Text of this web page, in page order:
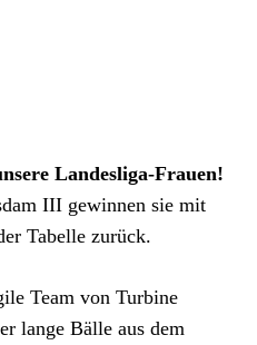
Landesliga-Frauen!
III gewinnen sie mit
Tabelle zurück.
Team von Turbine
lange Bälle aus dem